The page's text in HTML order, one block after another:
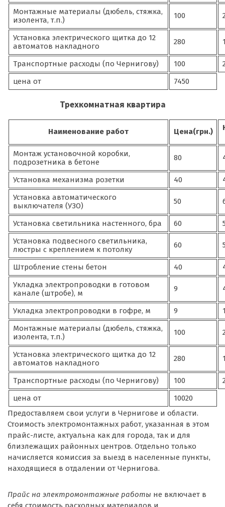
Монтажные материалы (дюбель, стяжка,
изолента, т.п.)
100
Установка электрического щитка до 12
автоматов накладного
280
Транспортные расходы (по Чернигову) 100
цена от
7450
Трехкомнатная квартира
Наименование работ Цена(грн.)
Монтаж установочной коробки,
подрозетника в бетоне
80
Установка механизма розетки 40
Установка автоматического
выключателя (УЗО)
50
Установка светильника настенного, бра 60
Установка подвесного светильника,
люстры с креплением к потолку
60
Штробление стены бетон 40
Укладка электропроводки в готовом
канале (штробе), м
9
Укладка электропроводки в гофре, м 9
Монтажные материалы (дюбель, стяжка,
изолента, т.п.)
100
Установка электрического щитка до 12
автоматов накладного
280
Транспортные расходы (по Чернигову) 100
цена от
10020
Предоставляем свои услуги в Чернигове и области.
Стоимость электромонтажных работ, указанная в этом
прайс-листе, актуальна как для города, так и для
близлежащих районных центров. Отдельно только
начисляется комиссия за выезд в населенные пункты,
находящиеся в отдалении от Чернигова.
Прайс на электромонтажные работы не включает в